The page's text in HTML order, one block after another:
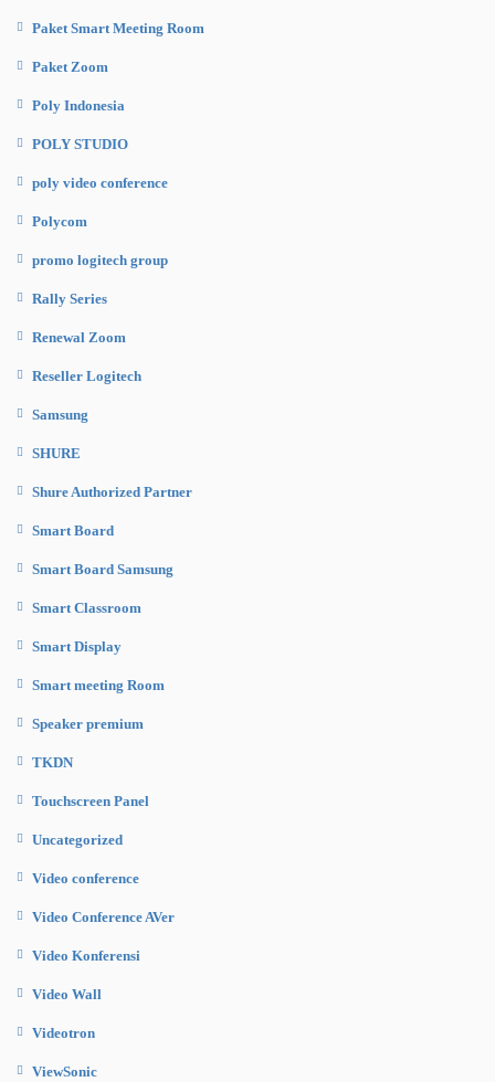
Paket Smart Meeting Room
Paket Zoom
Poly Indonesia
POLY STUDIO
poly video conference
Polycom
promo logitech group
Rally Series
Renewal Zoom
Reseller Logitech
Samsung
SHURE
Shure Authorized Partner
Smart Board
Smart Board Samsung
Smart Classroom
Smart Display
Smart meeting Room
Speaker premium
TKDN
Touchscreen Panel
Uncategorized
Video conference
Video Conference AVer
Video Konferensi
Video Wall
Videotron
ViewSonic